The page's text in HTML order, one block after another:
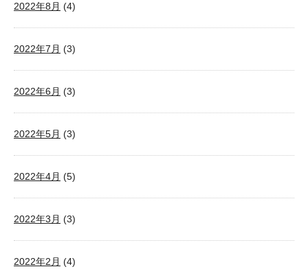
2022年8月 (4)
2022年7月 (3)
2022年6月 (3)
2022年5月 (3)
2022年4月 (5)
2022年3月 (3)
2022年2月 (4)